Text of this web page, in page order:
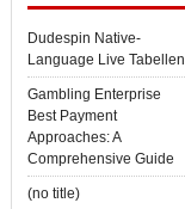
Dudespin Native-
Language Live Tabellen
Gambling Enterprise
Best Payment
Approaches: A
Comprehensive Guide
(no title)